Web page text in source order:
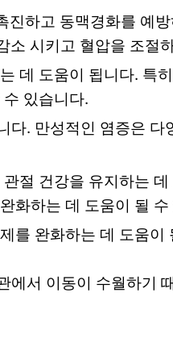
하고 동맥경화를 예
소 시키고 혈압을 조절
데 도움이 됩니다. 특
있습니다.
다. 만성적인 염증은
절 건강을 유지하는
화하는 데 도움이 될 수
를 완화하는 데 도움이
에서 이동이 수월하기